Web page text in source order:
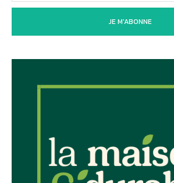
JE M'ABONNE